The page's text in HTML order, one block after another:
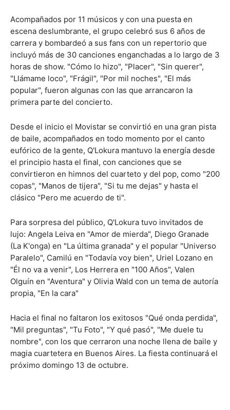
Acompañados por 11 músicos y con una puesta en
escena deslumbrante, el grupo celebró sus 6 años de
carrera y bombardeó a sus fans con un repertorio que
incluyó más de 30 canciones enganchadas a lo largo de 3
horas de show. "Cómo lo hizo", "Placer", "Sin querer",
"Llámame loco", "Frágil", "Por mil noches", "El más
popular", fueron algunas con las que arrancaron la
primera parte del concierto.
Desde el inicio el Movistar se convirtió en una gran pista
de baile, acompañados en todo momento por el canto
eufórico de la gente, Q'Lokura mantuvo la energía desde
el principio hasta el final, con canciones que se
convirtieron en himnos del cuarteto y del pop, como "200
copas", "Manos de tijera", "Si tu me dejas" y hasta el
clásico "Pero me acuerdo de ti".
Para sorpresa del público, Q'Lokura tuvo invitados de
lujo: Angela Leiva en "Amor de mierda", Diego Granade
(La K'onga) en "La última granada" y el popular "Universo
Paralelo", Camilú en "Todavía voy bien", Uriel Lozano en
"Él no va a venir", Los Herrera en "100 Años", Valen
Olguín en "Aventura" y Olivia Wald con un tema de autoría
propia, "En la cara"
Hacia el final no faltaron los exitosos "Qué onda perdida",
"Mil preguntas", "Tu Foto", "Y qué pasó", "Me duele tu
nombre", con los que cerraron una noche llena de baile y
magia cuartetera en Buenos Aires. La fiesta continuará el
próximo domingo 13 de octubre.